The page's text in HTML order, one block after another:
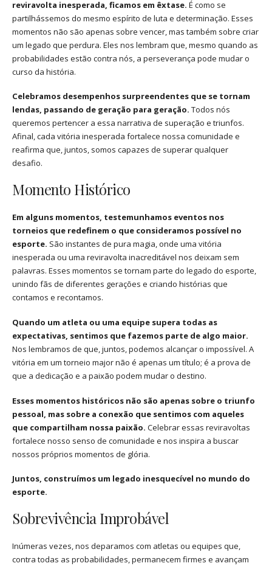
reviravolta inesperada, ficamos em êxtase. É como se
partilhássemos do mesmo espírito de luta e determinação. Esses
momentos não são apenas sobre vencer, mas também sobre criar
um legado que perdura. Eles nos lembram que, mesmo quando as
probabilidades estão contra nós, a perseverança pode mudar o
curso da história.
Celebramos desempenhos surpreendentes que se tornam
lendas, passando de geração para geração. Todos nós
queremos pertencer a essa narrativa de superação e triunfos.
Afinal, cada vitória inesperada fortalece nossa comunidade e
reafirma que, juntos, somos capazes de superar qualquer
desafio.
Momento Histórico
Em alguns momentos, testemunhamos eventos nos
torneios que redefinem o que consideramos possível no
esporte. São instantes de pura magia, onde uma vitória
inesperada ou uma reviravolta inacreditável nos deixam sem
palavras. Esses momentos se tornam parte do legado do esporte,
unindo fãs de diferentes gerações e criando histórias que
contamos e recontamos.
Quando um atleta ou uma equipe supera todas as
expectativas, sentimos que fazemos parte de algo maior.
Nos lembramos de que, juntos, podemos alcançar o impossível. A
vitória em um torneio major não é apenas um título; é a prova de
que a dedicação e a paixão podem mudar o destino.
Esses momentos históricos não são apenas sobre o triunfo
pessoal, mas sobre a conexão que sentimos com aqueles
que compartilham nossa paixão. Celebrar essas reviravoltas
fortalece nosso senso de comunidade e nos inspira a buscar
nossos próprios momentos de glória.
Juntos, construímos um legado inesquecível no mundo do
esporte.
Sobrevivência Improbável
Inúmeras vezes, nos deparamos com atletas ou equipes que,
contra todas as probabilidades, permanecem firmes e avançam